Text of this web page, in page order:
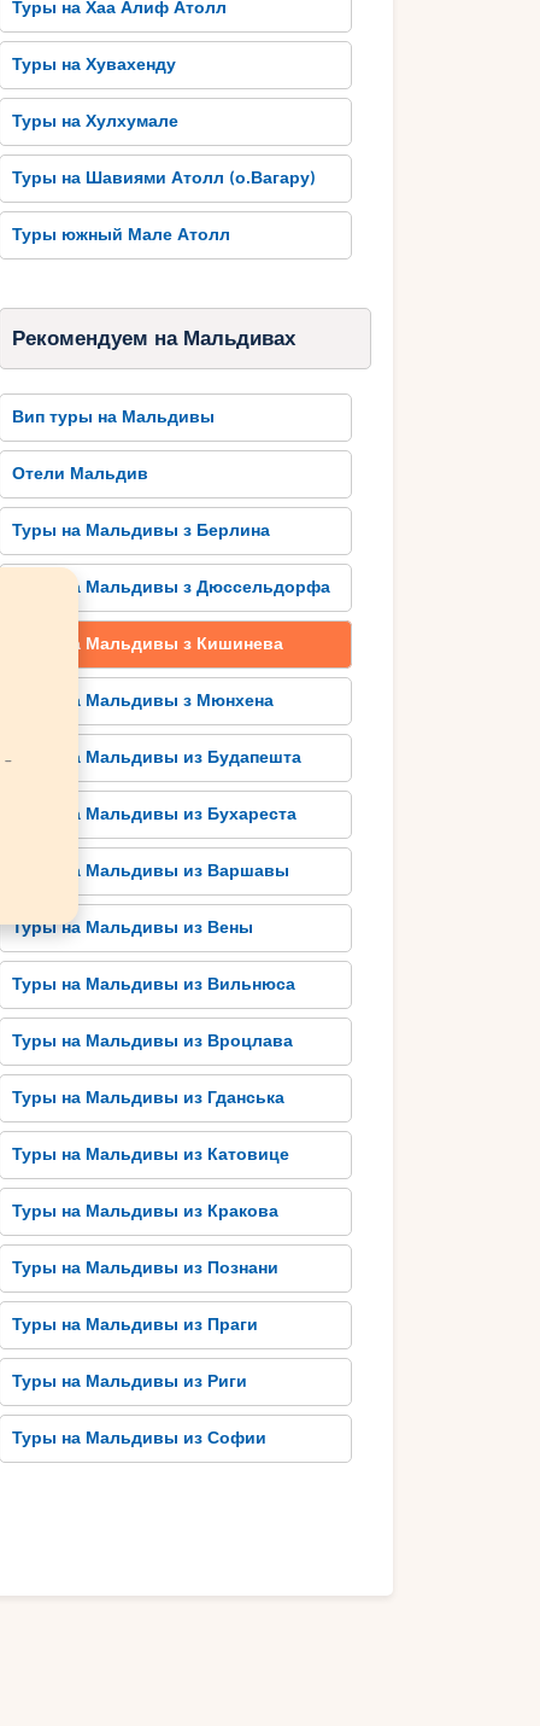
Туры на Хаа Алиф Атолл
Туры на Хувахенду
Туры на Хулхумале
Туры на Шавиями Атолл (о.Вагару)
Туры южный Мале Атолл
Рекомендуем на Мальдивах
Вип туры на Мальдивы
Отели Мальдив
Туры на Мальдивы з Берлина
Туры на Мальдивы з Дюссельдорфа
Туры на Мальдивы з Кишинева
Туры на Мальдивы з Мюнхена
Туры на Мальдивы из Будапешта
Туры на Мальдивы из Бухареста
Туры на Мальдивы из Варшавы
Туры на Мальдивы из Вены
Туры на Мальдивы из Вильнюса
Туры на Мальдивы из Вроцлава
Туры на Мальдивы из Гданська
Туры на Мальдивы из Катовице
Туры на Мальдивы из Кракова
Туры на Мальдивы из Познани
Туры на Мальдивы из Праги
Туры на Мальдивы из Риги
Туры на Мальдивы из Софии